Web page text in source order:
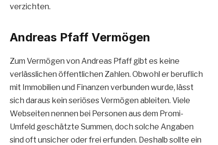
verzichten.
Andreas Pfaff Vermögen
Zum Vermögen von Andreas Pfaff gibt es keine
verlässlichen öffentlichen Zahlen. Obwohl er beruflich
mit Immobilien und Finanzen verbunden wurde, lässt
sich daraus kein seriöses Vermögen ableiten. Viele
Webseiten nennen bei Personen aus dem Promi-
Umfeld geschätzte Summen, doch solche Angaben
sind oft unsicher oder frei erfunden. Deshalb sollte ein